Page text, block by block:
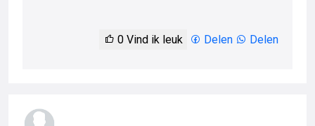
0 Vind ik leuk Delen Delen